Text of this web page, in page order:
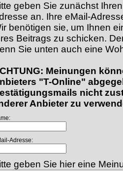
geben Sie zunächst
an. Ihre eMail-
benötigen sie, um Ihnen
Beitrags zu schicken.
Sie unten auch eine
Meinungen
"T-Online"
nicht
Anbieter zu
Adresse:
geben Sie hier eine